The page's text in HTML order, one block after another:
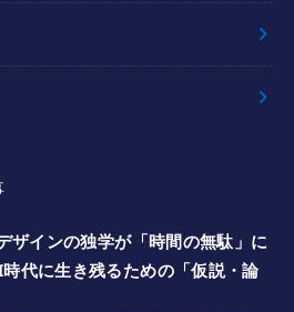
インの独学が「時間の無駄」に
代に生き残るための「仮説・論